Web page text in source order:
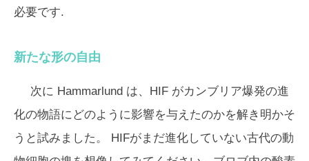
必要です.
新たな形の自由
次に Hammarlund は、HIF がカンブリア爆発の進
化の物語にどのように影響を与えたのかを解き明かそ
うと試みました。 HIFがまだ進化していない古代の動